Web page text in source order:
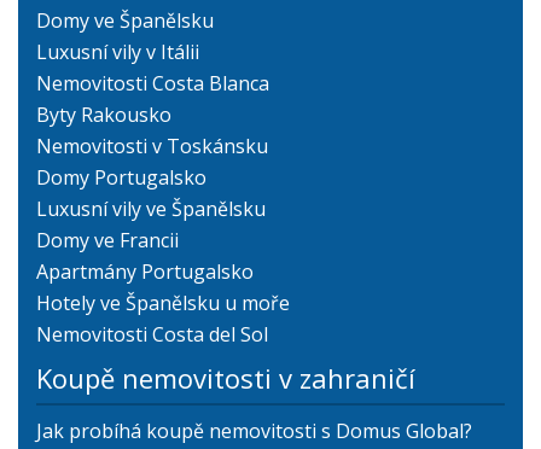
Domy ve Španělsku
Luxusní vily v Itálii
Nemovitosti Costa Blanca
Byty Rakousko
Nemovitosti v Toskánsku
Domy Portugalsko
Luxusní vily ve Španělsku
Domy ve Francii
Apartmány Portugalsko
Hotely ve Španělsku u moře
Nemovitosti Costa del Sol
Koupě nemovitosti v zahraničí
Jak probíhá koupě nemovitosti s Domus Global?